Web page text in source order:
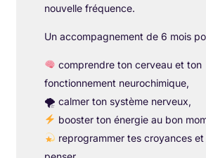
nouvelle fréquence.
Un accompagnement de 6 mois
comprendre ton cerveau et ton
fonctionnement neurochimique,
🌪 calmer ton système nerveux,
booster ton énergie au bon
reprogrammer tes croyances